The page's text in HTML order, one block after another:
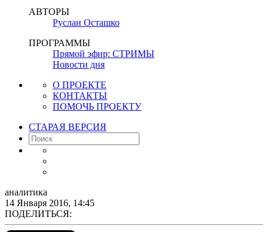
АВТОРЫ
Руслан Осташко
ПРОГРАММЫ
Прямой эфир: СТРИМЫ
Новости дня
О ПРОЕКТЕ
КОНТАКТЫ
ПОМОЧЬ ПРОЕКТУ
СТАРАЯ ВЕРСИЯ
аналитика
14 Января 2016, 14:45
ПОДЕЛИТЬСЯ: